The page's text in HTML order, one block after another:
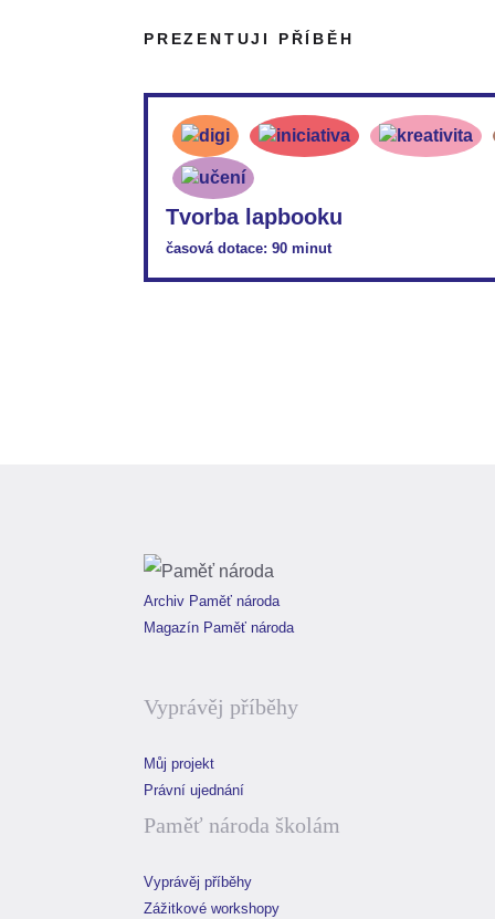
PREZENTUJI PŘÍBĚH
Tvorba lapbooku
časová dotace: 90 minut
Archiv Paměť národa
Magazín Paměť národa
Vyprávěj příběhy
Můj projekt
Právní ujednání
Paměť národa školám
Vyprávěj příběhy
Zážitkové workshopy